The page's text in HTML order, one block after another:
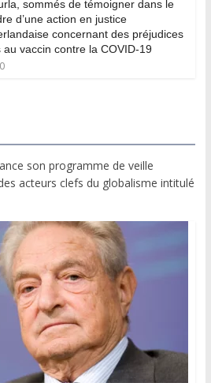
sommés de témoigner dans le
d’une action en justice
concernant des préjudices
au vaccin contre la COVID-19
0
son programme de veille
acteurs clefs du globalisme intitulé